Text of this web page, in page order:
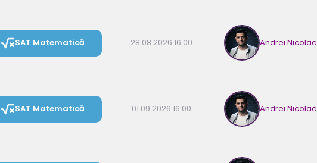
SAT Matematică 28.08.2026 16:00 Andrei Nicolae
SAT Matematică 01.09.2026 16:00 Andrei Nicolae